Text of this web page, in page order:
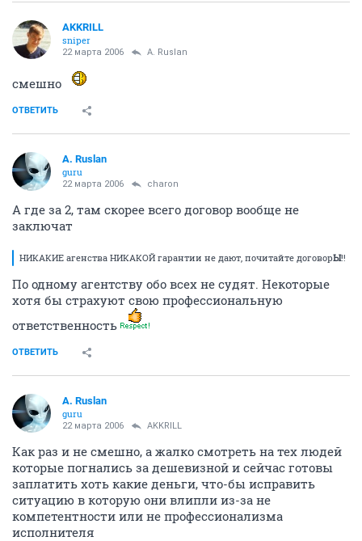
AKKRILL
sniper
22 марта 2006 A. Ruslan
смешно
ОТВЕТИТЬ
A. Ruslan
guru
22 марта 2006 charon
А где за 2, там скорее всего договор вообще не
заключат
НИКАКИЕ агенства НИКАКОЙ гарантии не дают, почитайте договорЫ!!
По одному агентству обо всех не судят. Некоторые
хотя бы страхуют свою профессиональную
ответственность
ОТВЕТИТЬ
A. Ruslan
guru
22 марта 2006 AKKRILL
Как раз и не смешно, а жалко смотреть на тех людей
которые погнались за дешевизной и сейчас готовы
заплатить хоть какие деньги, что-бы исправить
ситуацию в которую они влипли из-за не
компетентности или не профессионализма
исполнителя